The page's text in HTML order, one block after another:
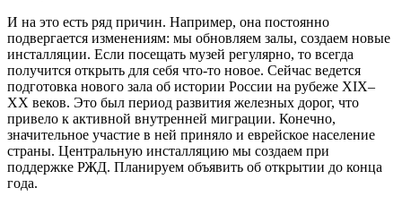
И на это есть ряд причин. Например, она постоянно
подвергается изменениям: мы обновляем залы, создаем новые
инсталляции. Если посещать музей регулярно, то всегда
получится открыть для себя что‑то новое. Сейчас ведется
подготовка нового зала об истории России на рубеже XIX–
XX веков. Это был период развития железных дорог, что
привело к активной внутренней миграции. Конечно,
значительное участие в ней приняло и еврейское население
страны. Центральную инсталляцию мы создаем при
поддержке РЖД. Планируем объявить об открытии до конца
года.